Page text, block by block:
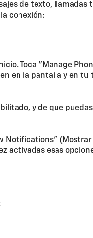
de texto, llamadas
conexión:
Toca "Manage
en la pantalla y en tu
y de que
Notifications"
activadas esas